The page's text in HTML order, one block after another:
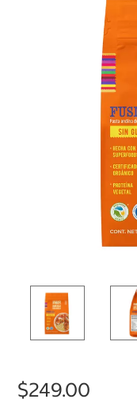
$249.00